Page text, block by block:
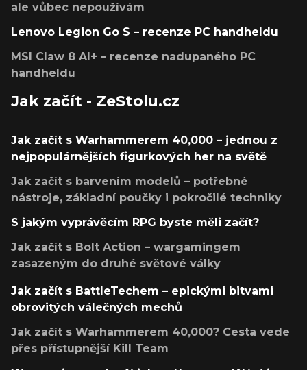
ale vůbec nepoužívám
Lenovo Legion Go S – recenze PC handheldu
MSI Claw 8 AI+ – recenze nadupaného PC
handheldu
Jak začít - ZeStolu.cz
Jak začít s Warhammerem 40,000 – jednou z
nejpopulárnějších figurkových her na světě
Jak začít s barvením modelů – potřebné
nástroje, základní poučky i pokročilé techniky
S jakým vyprávěcím RPG byste měli začít?
Jak začít s Bolt Action – wargamingem
zasazeným do druhé světové války
Jak začít s BattleTechem – epickými bitvami
obrovitých válečných mechů
Jak začít s Warhammerem 40,000? Cesta vede
přes přístupnější Kill Team